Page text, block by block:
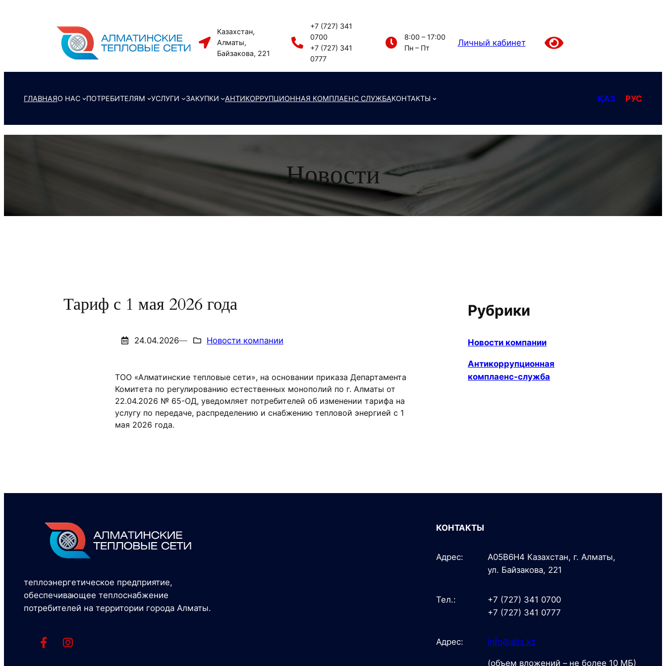
Казахстан,
Алматы,
Байзакова, 221
+7 (727) 341
0700
+7 (727) 341
0777
8:00 – 17:00
Пн – Пт
Личный кабинет
ГЛАВНАЯО НАС ПОТРЕБИТЕЛЯМ УСЛУГИ ЗАКУПКИ АНТИКОРРУПЦИОННАЯ КОМПЛАЕНС СЛУЖБАКОНТАКТЫ ҚАЗ РУС
Новости
Тариф с 1 мая 2026 года
24.04.2026— Новости компании
ТОО «Алматинские тепловые сети», на основании приказа Департамента
Комитета по регулированию естественных монополий по г. Алматы от
22.04.2026 № 65-ОД, уведомляет потребителей об изменении тарифа на
услугу по передаче, распределению и снабжению тепловой энергией с 1
мая 2026 года.
Рубрики
Новости компании
Антикоррупционная
комплаенс-служба
теплоэнергетическое предприятие,
обеспечивающее теплоснабжение
потребителей на территории города Алматы.
КОНТАКТЫ
Адрес:
A05B6H4 Казахстан, г. Алматы,
ул. Байзакова, 221
Тел.:
+7 (727) 341 0700
+7 (727) 341 0777
Адрес: info@alts.kz
(объем вложений – не более 10 МБ)